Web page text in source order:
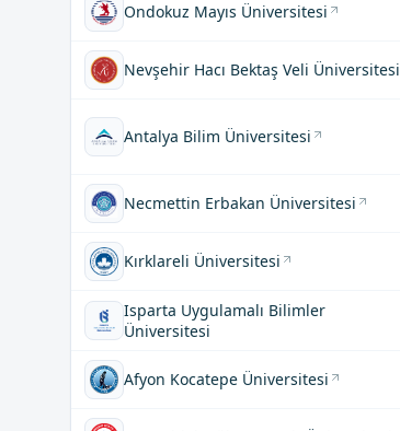
Ondokuz Mayıs Üniversitesi
Nevşehir Hacı Bektaş Veli Üniversitesi
Antalya Bilim Üniversitesi
Necmettin Erbakan Üniversitesi
Kırklareli Üniversitesi
Isparta Uygulamalı Bilimler
Üniversitesi
Afyon Kocatepe Üniversitesi